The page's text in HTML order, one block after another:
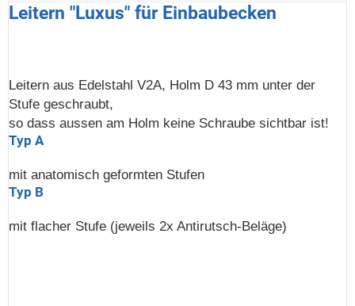
Leitern "Luxus" für Einbaubecken
Leitern aus Edelstahl V2A, Holm D 43 mm unter der
Stufe geschraubt,
so dass aussen am Holm keine Schraube sichtbar ist!
Typ A
mit anatomisch geformten Stufen
Typ B
mit flacher Stufe (jeweils 2x Antirutsch-Beläge)